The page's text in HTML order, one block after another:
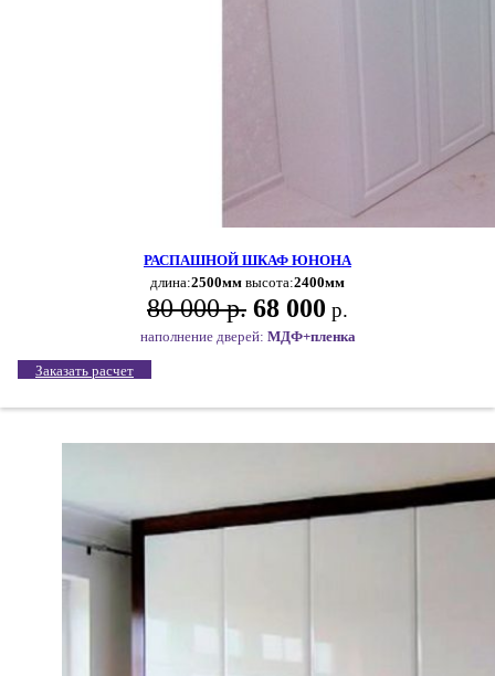
РАСПАШНОЙ ШКАФ ЮНОНА
длина:2500мм высота:2400мм
80 000 р. 68 000 р.
наполнение дверей: МДФ+пленка
Заказать расчет